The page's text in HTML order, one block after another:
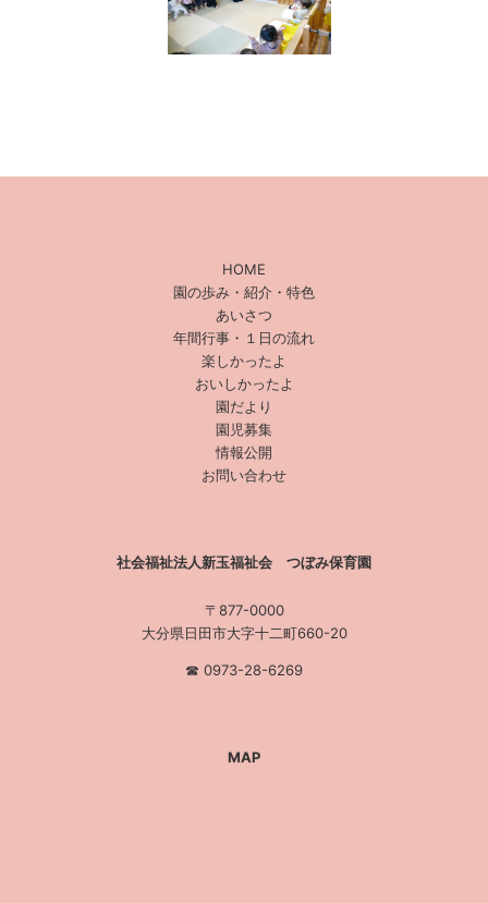
HOME
園の歩み・紹介・特色
あいさつ
年間行事・１日の流れ
楽しかったよ
おいしかったよ
園だより
園児募集
情報公開
お問い合わせ
社会福祉法人新玉福祉会 つぼみ保育園
〒877-0000
大分県日田市大字十二町660-20
☎︎ 0973-28-6269
MAP